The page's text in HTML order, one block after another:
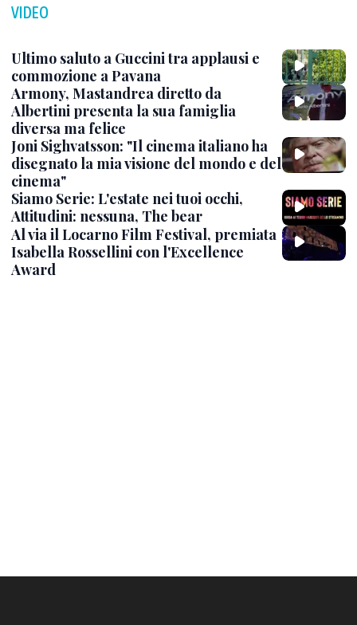
VIDEO
Ultimo saluto a Guccini tra applausi e
commozione a Pavana
Armony, Mastandrea diretto da
Albertini presenta la sua famiglia
diversa ma felice
Joni Sighvatsson: "Il cinema italiano ha
disegnato la mia visione del mondo e del
cinema"
Siamo Serie: L'estate nei tuoi occhi,
Attitudini: nessuna, The bear
Al via il Locarno Film Festival, premiata
Isabella Rossellini con l'Excellence
Award